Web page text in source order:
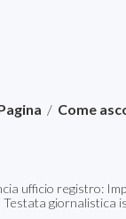
/ Come
ufficio registro:
Testata giornalistica